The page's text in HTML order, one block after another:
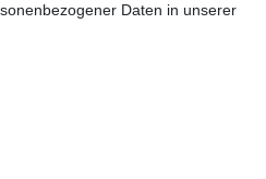
Daten in unserer